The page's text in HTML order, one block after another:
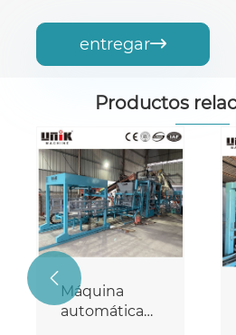
entregar
Productos
Máquina
automática
